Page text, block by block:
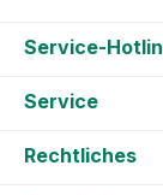
Service-
Service
Rechtliches